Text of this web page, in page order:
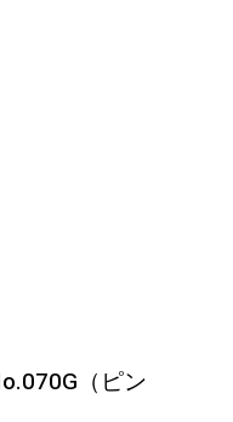
（ピン